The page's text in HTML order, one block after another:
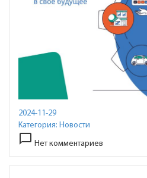
2024-11-29
Категория: Новости
chat_bubble_outline Нет комментариев